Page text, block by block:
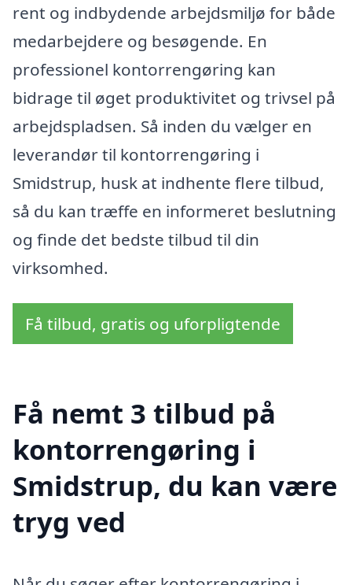
rent og indbydende arbejdsmiljø for både
medarbejdere og besøgende. En
professionel kontorrengøring kan
bidrage til øget produktivitet og trivsel på
arbejdspladsen. Så inden du vælger en
leverandør til kontorrengøring i
Smidstrup, husk at indhente flere tilbud,
så du kan træffe en informeret beslutning
og finde det bedste tilbud til din
virksomhed.
Få tilbud, gratis og uforpligtende
Få nemt 3 tilbud på
kontorrengøring i
Smidstrup, du kan være
tryg ved